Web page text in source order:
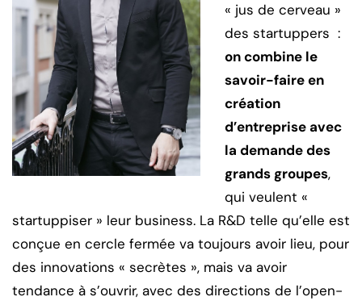
« jus de cerveau »
des startuppers :
on combine le
savoir-faire en
création
d’entreprise avec
la demande des
grands groupes,
qui veulent «
startuppiser » leur business. La R&D telle qu’elle est
conçue en cercle fermée va toujours avoir lieu, pour
des innovations « secrètes », mais va avoir
tendance à s’ouvrir, avec des directions de l’open-